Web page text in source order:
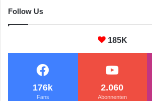
Follow Us
185K
176k
Fans
2.060
Abonnenten